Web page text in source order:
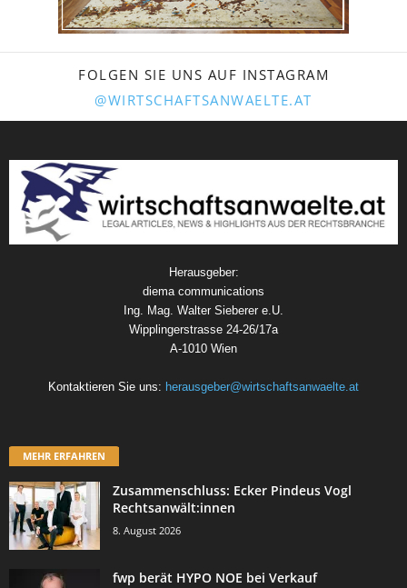
FOLGEN SIE UNS AUF INSTAGRAM
@WIRTSCHAFTSANWAELTE.AT
Herausgeber:
diema communications
Ing. Mag. Walter Sieberer e.U.
Wipplingerstrasse 24-26/17a
A-1010 Wien
Kontaktieren Sie uns: herausgeber@wirtschaftsanwaelte.at
MEHR ERFAHREN
Zusammenschluss: Ecker Pindeus Vogl
Rechtsanwält:innen
8. August 2026
fwp berät HYPO NOE bei Verkauf